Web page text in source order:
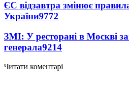
ЄС відзавтра змінює
України9772
ЗМІ: У ресторані в Москві
генерала9214
Читати коментарі